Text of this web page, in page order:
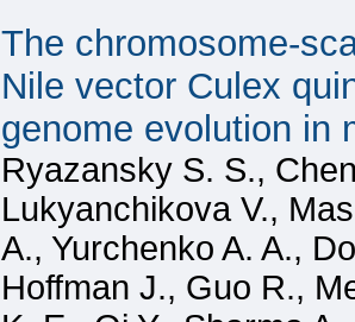
The chromosome-
Nile vector Culex
genome evolution in
Ryazansky S. S.,
Lukyanchikova V.,
A., Yurchenko A. A.,
Hoffman J., Guo R.,